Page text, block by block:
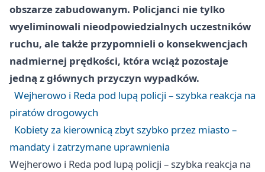
obszarze zabudowanym. Policjanci nie tylko
wyeliminowali nieodpowiedzialnych uczestników
ruchu, ale także przypomnieli o konsekwencjach
nadmiernej prędkości, która wciąż pozostaje
jedną z głównych przyczyn wypadków.
Wejherowo i Reda pod lupą policji – szybka reakcja na
piratów drogowych
Kobiety za kierownicą zbyt szybko przez miasto –
mandaty i zatrzymane uprawnienia
Wejherowo i Reda pod lupą policji – szybka reakcja na